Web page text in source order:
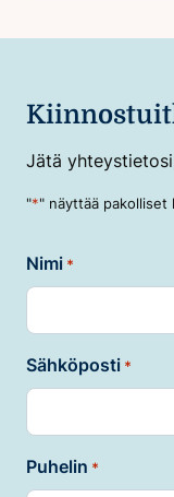
Jätä
"*" näyttää pakolliset
Nimi *
Sähköposti *
Puhelin *